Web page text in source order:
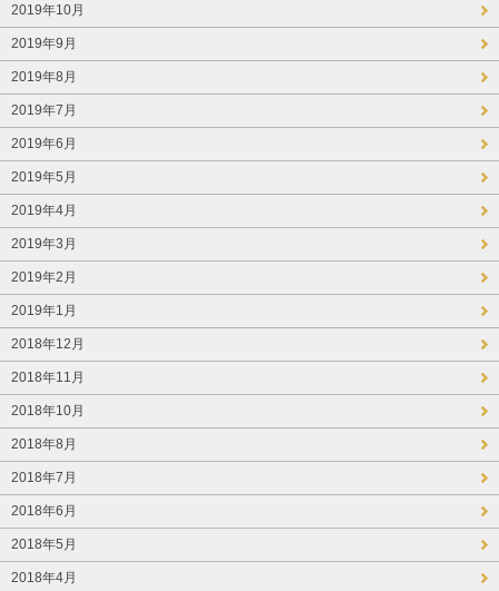
2019年10月
2019年9月
2019年8月
2019年7月
2019年6月
2019年5月
2019年4月
2019年3月
2019年2月
2019年1月
2018年12月
2018年11月
2018年10月
2018年8月
2018年7月
2018年6月
2018年5月
2018年4月